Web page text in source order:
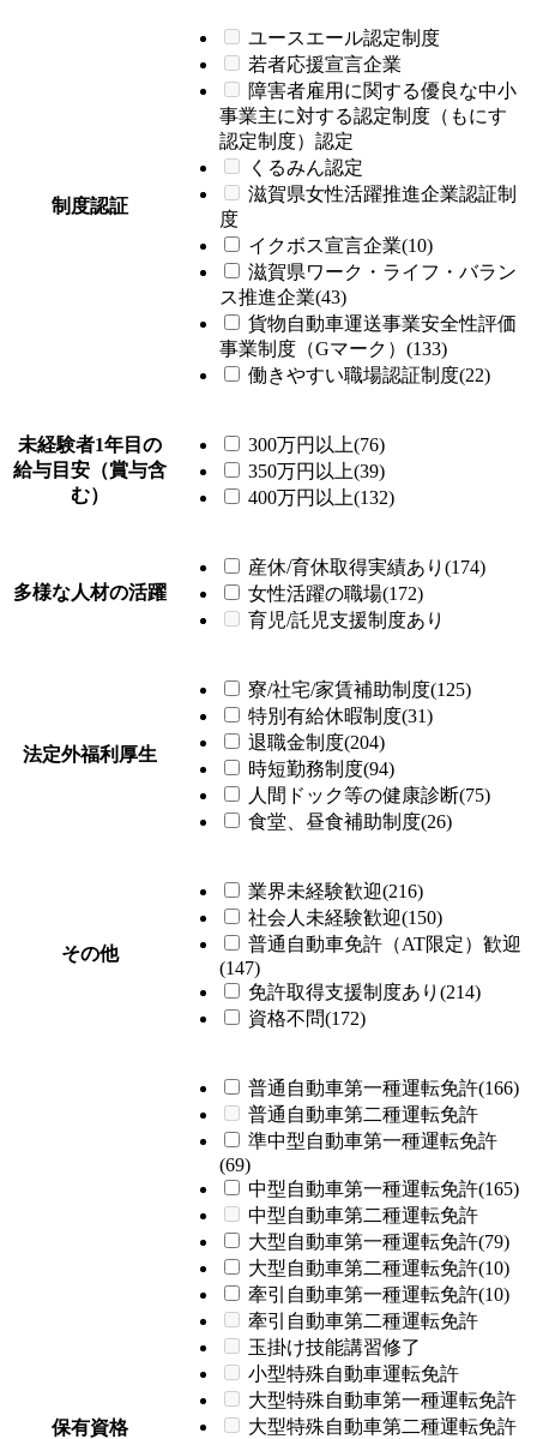
制度認証
ユースエール認定制度
若者応援宣言企業
障害者雇用に関する優良な中小
事業主に対する認定制度（もにす
認定制度）認定
くるみん認定
滋賀県女性活躍推進企業認証制
度
イクボス宣言企業(10)
滋賀県ワーク・ライフ・バラン
ス推進企業(43)
貨物自動車運送事業安全性評価
事業制度（Gマーク）(133)
働きやすい職場認証制度(22)
未経験者1年目の
給与目安（賞与含
む）
300万円以上(76)
350万円以上(39)
400万円以上(132)
多様な人材の活躍
産休/育休取得実績あり(174)
女性活躍の職場(172)
育児/託児支援制度あり
法定外福利厚生
寮/社宅/家賃補助制度(125)
特別有給休暇制度(31)
退職金制度(204)
時短勤務制度(94)
人間ドック等の健康診断(75)
食堂、昼食補助制度(26)
その他
業界未経験歓迎(216)
社会人未経験歓迎(150)
普通自動車免許（AT限定）歓迎
(147)
免許取得支援制度あり(214)
資格不問(172)
保有資格
普通自動車第一種運転免許(166)
普通自動車第二種運転免許
準中型自動車第一種運転免許
(69)
中型自動車第一種運転免許(165)
中型自動車第二種運転免許
大型自動車第一種運転免許(79)
大型自動車第二種運転免許(10)
牽引自動車第一種運転免許(10)
牽引自動車第二種運転免許
玉掛け技能講習修了
小型特殊自動車運転免許
大型特殊自動車第一種運転免許
大型特殊自動車第二種運転免許